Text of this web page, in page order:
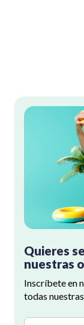
Quieres
nuestras
Inscríbete en
todas